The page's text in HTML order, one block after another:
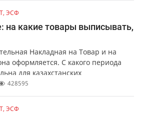
ЭСФ
на какие товары выписывать,
Накладная на Товар и на
оформляется. С какого периода
для казахстанских
Какая ответственность
выписку или ошибки в СНТ.
428595
ЭСФ